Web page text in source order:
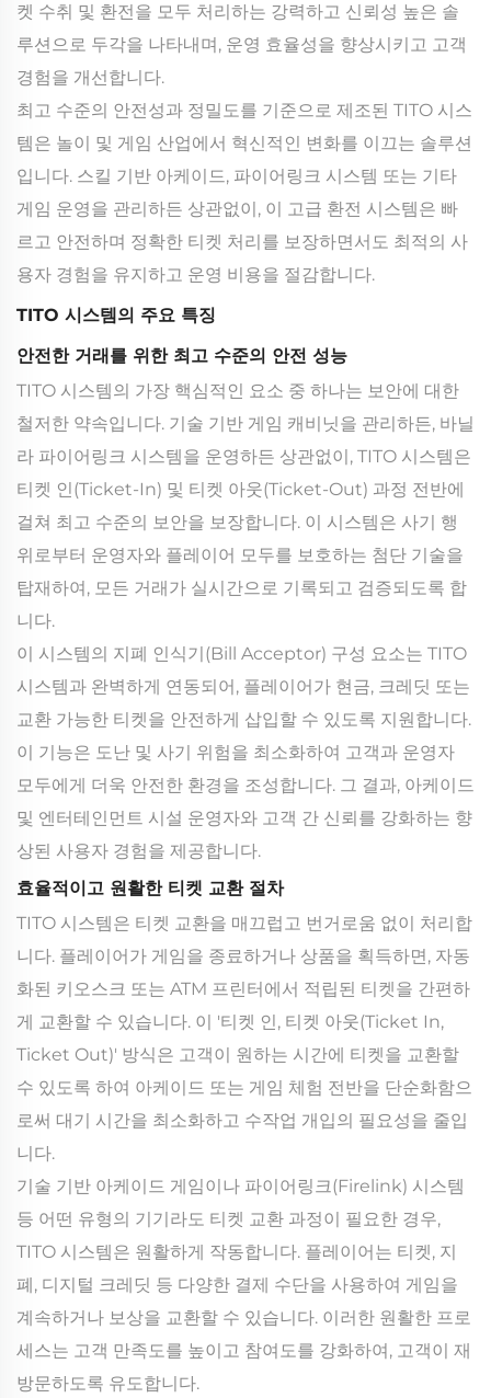
켓 수취 및 환전을 모두 처리하는 강력하고 신뢰성 높은 솔
루션으로 두각을 나타내며, 운영 효율성을 향상시키고 고객
경험을 개선합니다.
최고 수준의 안전성과 정밀도를 기준으로 제조된 TITO 시스
템은 놀이 및 게임 산업에서 혁신적인 변화를 이끄는 솔루션
입니다. 스킬 기반 아케이드, 파이어링크 시스템 또는 기타
게임 운영을 관리하든 상관없이, 이 고급 환전 시스템은 빠
르고 안전하며 정확한 티켓 처리를 보장하면서도 최적의 사
용자 경험을 유지하고 운영 비용을 절감합니다.
TITO 시스템의 주요 특징
안전한 거래를 위한 최고 수준의 안전 성능
TITO 시스템의 가장 핵심적인 요소 중 하나는 보안에 대한
철저한 약속입니다. 기술 기반 게임 캐비닛을 관리하든, 바닐
라 파이어링크 시스템을 운영하든 상관없이, TITO 시스템은
티켓 인(Ticket-In) 및 티켓 아웃(Ticket-Out) 과정 전반에
걸쳐 최고 수준의 보안을 보장합니다. 이 시스템은 사기 행
위로부터 운영자와 플레이어 모두를 보호하는 첨단 기술을
탑재하여, 모든 거래가 실시간으로 기록되고 검증되도록 합
니다.
이 시스템의 지폐 인식기(Bill Acceptor) 구성 요소는 TITO
시스템과 완벽하게 연동되어, 플레이어가 현금, 크레딧 또는
교환 가능한 티켓을 안전하게 삽입할 수 있도록 지원합니다.
이 기능은 도난 및 사기 위험을 최소화하여 고객과 운영자
모두에게 더욱 안전한 환경을 조성합니다. 그 결과, 아케이드
및 엔터테인먼트 시설 운영자와 고객 간 신뢰를 강화하는 향
상된 사용자 경험을 제공합니다.
효율적이고 원활한 티켓 교환 절차
TITO 시스템은 티켓 교환을 매끄럽고 번거로움 없이 처리합
니다. 플레이어가 게임을 종료하거나 상품을 획득하면, 자동
화된 키오스크 또는 ATM 프린터에서 적립된 티켓을 간편하
게 교환할 수 있습니다. 이 '티켓 인, 티켓 아웃(Ticket In,
Ticket Out)' 방식은 고객이 원하는 시간에 티켓을 교환할
수 있도록 하여 아케이드 또는 게임 체험 전반을 단순화함으
로써 대기 시간을 최소화하고 수작업 개입의 필요성을 줄입
니다.
기술 기반 아케이드 게임이나 파이어링크(Firelink) 시스템
등 어떤 유형의 기기라도 티켓 교환 과정이 필요한 경우,
TITO 시스템은 원활하게 작동합니다. 플레이어는 티켓, 지
폐, 디지털 크레딧 등 다양한 결제 수단을 사용하여 게임을
계속하거나 보상을 교환할 수 있습니다. 이러한 원활한 프로
세스는 고객 만족도를 높이고 참여도를 강화하여, 고객이 재
방문하도록 유도합니다.